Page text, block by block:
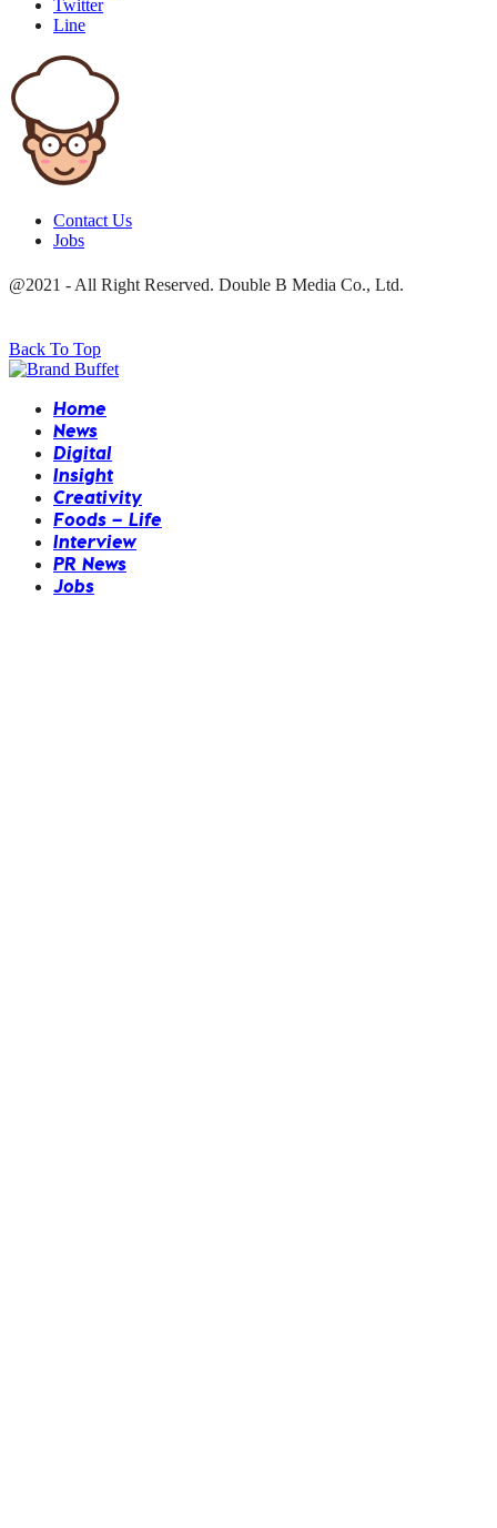
Twitter
Line
Contact Us
Jobs
@2021 - All Right Reserved. Double B Media Co., Ltd.
Back To Top
Home
News
Digital
Insight
Creativity
Foods – Life
Interview
PR News
Jobs